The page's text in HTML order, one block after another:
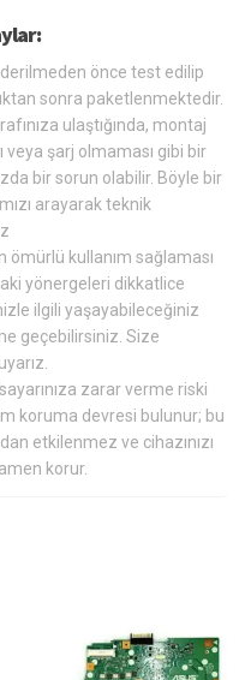
önce test edilip
sonra paketlenmektedir.
ulaştığında, montaj
veya şarj olmaması gibi bir
bir sorun olabilir. Böyle bir
arayarak teknik
ömürlü kullanım sağlaması
yönergeleri dikkatlice
ilgili yaşayabileceğiniz
geçebilirsiniz. Size
zarar verme riski
koruma devresi bulunur; bu
etkilenmez ve cihazınızı
korur.